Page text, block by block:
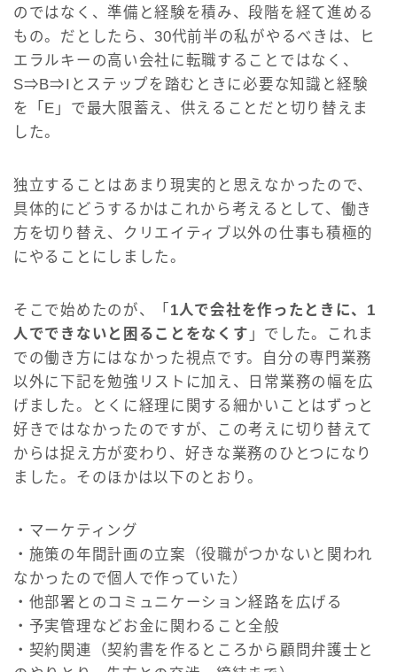
のではなく、準備と経験を積み、段階を経て進める
もの。だとしたら、30代前半の私がやるべきは、ヒ
エラルキーの高い会社に転職することではなく、
S⇒B⇒Iとステップを踏むときに必要な知識と経験
を「E」で最大限蓄え、供えることだと切り替えま
した。
独立することはあまり現実的と思えなかったので、
具体的にどうするかはこれから考えるとして、働き
方を切り替え、クリエイティブ以外の仕事も積極的
にやることにしました。
そこで始めたのが、「 1人で会社を作ったときに、1
人でできないと困ることをなくす 」でした。これま
での働き方にはなかった視点です。自分の専門業務
以外に下記を勉強リストに加え、日常業務の幅を広
げました。とくに経理に関する細かいことはずっと
好きではなかったのですが、この考えに切り替えて
からは捉え方が変わり、好きな業務のひとつになり
ました。そのほかは以下のとおり。
・マーケティング
・施策の年間計画の立案（役職がつかないと関われ
なかったので個人で作っていた）
・他部署とのコミュニケーション経路を広げる
・予実管理などお金に関わること全般
・契約関連（契約書を作るところから顧問弁護士と